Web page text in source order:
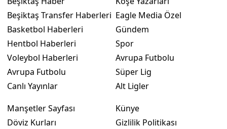
Beşiktaş Transfer Haberleri
Basketbol Haberleri
Hentbol Haberleri
Voleybol Haberleri
Avrupa Futbolu
Canlı Yayınlar
Eagle Media Özel
Gündem
Spor
Avrupa Futbolu
Süper Lig
Alt Ligler
Manşetler Sayfası
Döviz Kurları
Künye
Gizlilik Politikası